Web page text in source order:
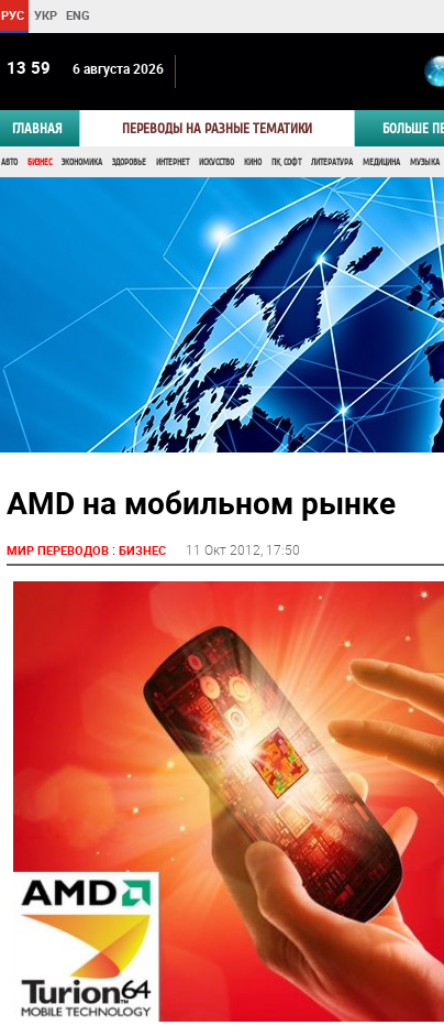
РУС УКР ENG
13:59 6 августа 2026
ГЛАВНАЯ ПЕРЕВОДЫ НА РАЗНЫЕ ТЕМАТИКИ БОЛЬШЕ
АВТО БИЗНЕС ЭКОНОМИКА ЗДОРОВЬЕ ИНТЕРНЕТ ИСКУССТВО КИНО ПК, СОФТ ЛИТЕРАТУРА МЕДИЦИНА МУЗЫКА
AMD на мобильном рынке
МИР ПЕРЕВОДОВ: БИЗНЕС 11 Окт 2012 , 17:50